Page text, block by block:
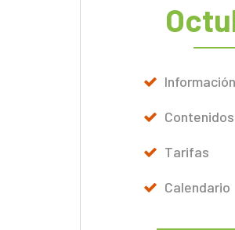
Información
Contenidos
Tarifas
Calendario